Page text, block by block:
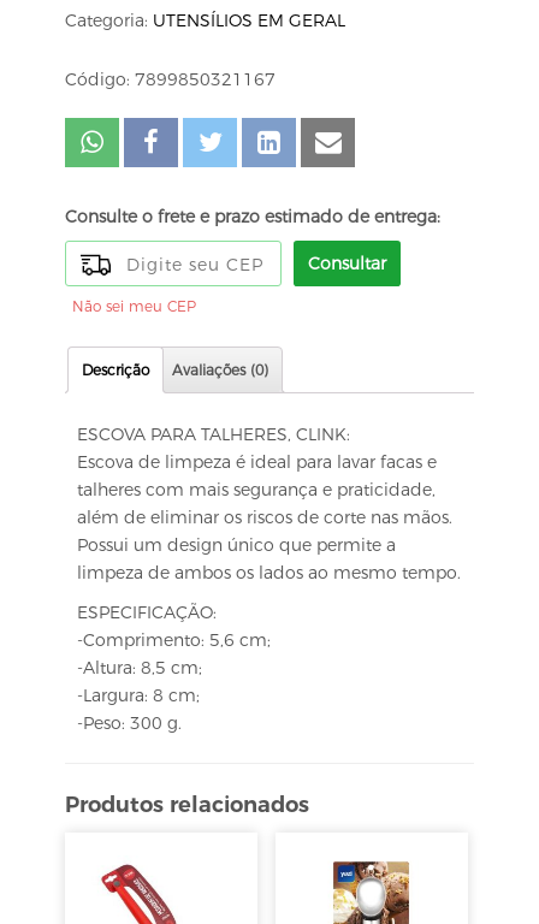
Categoria: UTENSÍLIOS EM GERAL
Código: 7899850321167
Consulte o frete e prazo estimado de entrega:
Consultar
Não sei meu CEP
Descrição Avaliações (0)
ESCOVA PARA TALHERES, CLINK:
Escova de limpeza é ideal para lavar facas e
talheres com mais segurança e praticidade,
além de eliminar os riscos de corte nas mãos.
Possui um design único que permite a
limpeza de ambos os lados ao mesmo tempo.
ESPECIFICAÇÃO:
-Comprimento: 5,6 cm;
-Altura: 8,5 cm;
-Largura: 8 cm;
-Peso: 300 g.
Produtos relacionados